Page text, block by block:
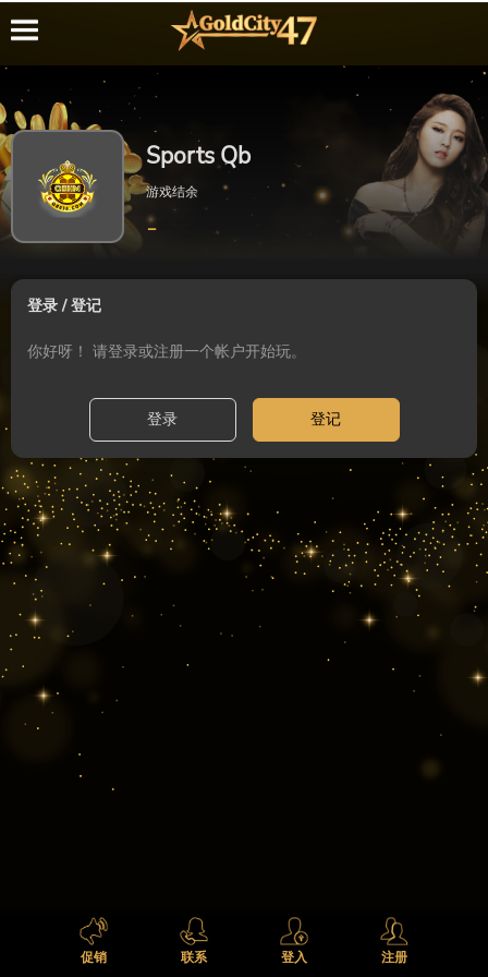
Sports Qb
游戏结余
-
登录 / 登记
你好呀！ 请登录或注册一个帐户开始玩。
登录 登记
促销 联系 登入 注册